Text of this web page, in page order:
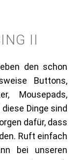
II
den schon
Buttons,
Mousepads,
Dinge sind
dafür, dass
Ruft einfach
bei unseren